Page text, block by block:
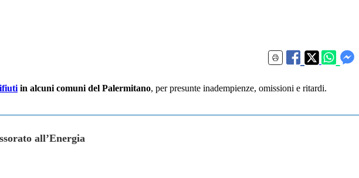
in alcuni comuni del Palermitano, per presunte inadempienze, omissioni e ritardi.
all’Energia